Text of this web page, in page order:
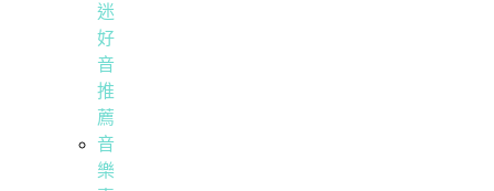
迷
好
音
推
薦
音
樂